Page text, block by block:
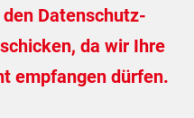
Datenschutz-
da wir Ihre
empfangen dürfen.